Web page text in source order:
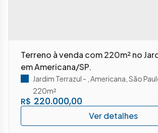
Terreno à venda com 220m² no
em Americana/SP.
R$ 220.000,00
Jardim Terrazul Americana São
220m²